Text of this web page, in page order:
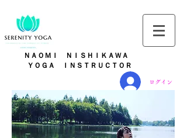
ログイン
ＮＡＯＭＩ ＮＩＳＨＩＫＡＷＡ
ＹＯＧＡ ＩＮＳＴＲＵＣＴＯＲ